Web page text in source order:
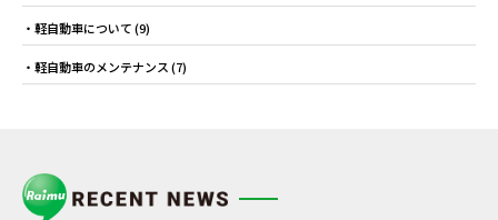
軽自動車について(9)
軽自動車のメンテナンス(7)